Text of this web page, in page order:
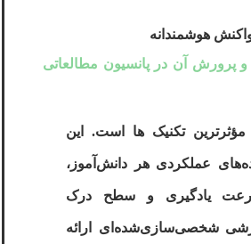
هوشمندانه
و پرورش آن در پانسیون مطالعاتی
مؤثرترین تکنیک ‌ها است. این
عملکردی هر دانش‌آموز،
یادگیری و سطح درک
شخصی‌سازی‌شده‌ای ارائه